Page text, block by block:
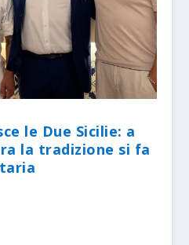
le Due Sicilie: a
la tradizione si fa